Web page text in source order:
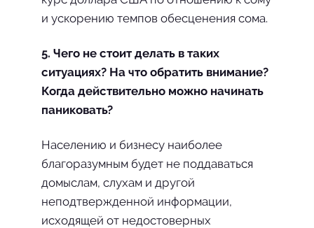
и ускорению темпов обесценения сома.
5. Чего не стоит делать в таких
ситуациях? На что обратить внимание?
Когда действительно можно начинать
паниковать?
Населению и бизнесу наиболее
благоразумным будет не поддаваться
домыслам, слухам и другой
неподтвержденной информации,
исходящей от недостоверных